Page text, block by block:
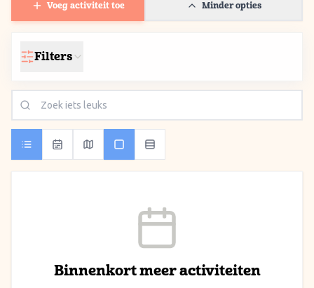
Voeg activiteit toe Minder opties
Filters
Binnenkort meer activiteiten